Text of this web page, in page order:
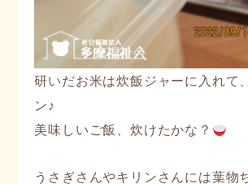
研いだお米は炊飯ジャーに入れて
ン♪
美味しいご飯、炊けたかな？
うさぎさんやキリンさんには葉物